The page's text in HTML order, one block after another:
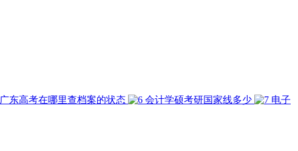
广东高考在哪里查档案的状态 会计学硕考研国家线多少
电子